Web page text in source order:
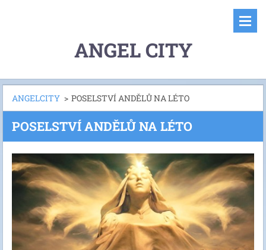
ANGEL CITY
ANGELCITY > POSELSTVÍ ANDĚLŮ NA LÉTO
POSELSTVÍ ANDĚLŮ NA LÉTO